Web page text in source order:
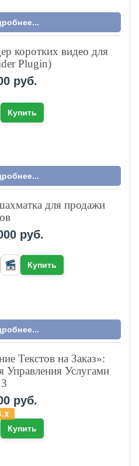
коротких видео для
Plugin)
руб.
Купить
для продажи
руб.
Купить
Текстов на Заказ»:
Управления Услугами
руб.
Купить